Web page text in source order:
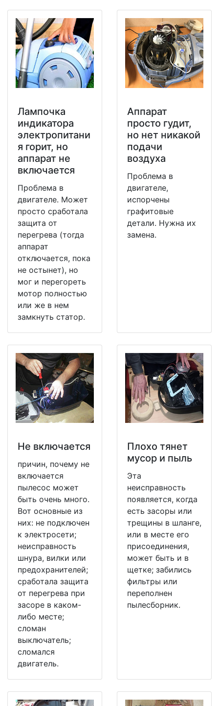
Лампочка
индикатора
электропитани
я горит, но
аппарат не
включается
Проблема в
двигателе. Может
просто сработала
защита от
перегрева (тогда
аппарат
отключается, пока
не остынет), но
мог и перегореть
мотор полностью
или же в нем
замкнуть статор.
Аппарат
просто гудит,
но нет никакой
подачи
воздуха
Проблема в
двигателе,
испорчены
графитовые
детали. Нужна их
замена.
Не включается
причин, почему не
включается
пылесос может
быть очень много.
Вот основные из
них: не подключен
к электросети;
неисправность
шнура, вилки или
предохранителей;
сработала защита
от перегрева при
засоре в каком-
либо месте;
сломан
выключатель;
сломался
двигатель.
Плохо тянет
мусор и пыль
Эта
неисправность
появляется, когда
есть засоры или
трещины в шланге,
или в месте его
присоединения,
может быть и в
щетке; забились
фильтры или
переполнен
пылесборник.